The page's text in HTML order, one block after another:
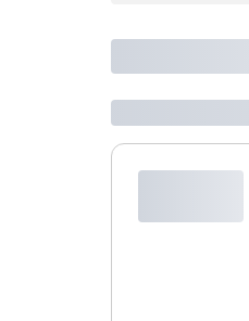
Wybierz jedną z
lubskontaktuj się
Maksymalna
Jeśli nie możesz